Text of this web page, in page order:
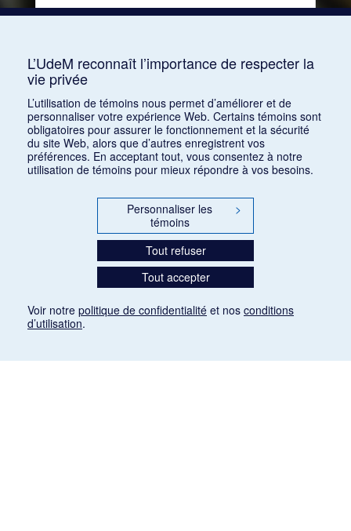
Source :Le Figaro, no 95 (4 avril 1896)
L’UdeM reconnaît l’importance de respecter la
vie privée
L’utilisation de témoins nous permet d’améliorer et de
personnaliser votre expérience Web. Certains témoins sont
obligatoires pour assurer le fonctionnement et la sécurité
du site Web, alors que d’autres enregistrent vos
préférences. En acceptant tout, vous consentez à notre
utilisation de témoins pour mieux répondre à vos besoins.
Personnaliser les
témoins
>
Tout refuser
Tout accepter
Voir notre politique de confidentialité et nos conditions
d’utilisation.